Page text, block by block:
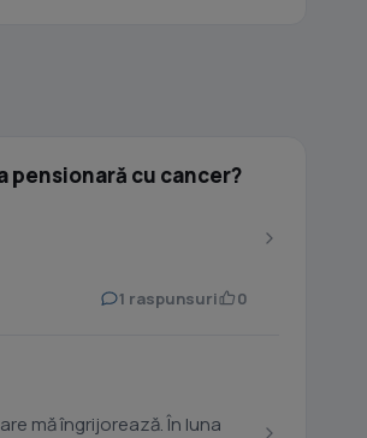
pensionară cu cancer?
1 raspunsuri 0
mă îngrijorează. În luna